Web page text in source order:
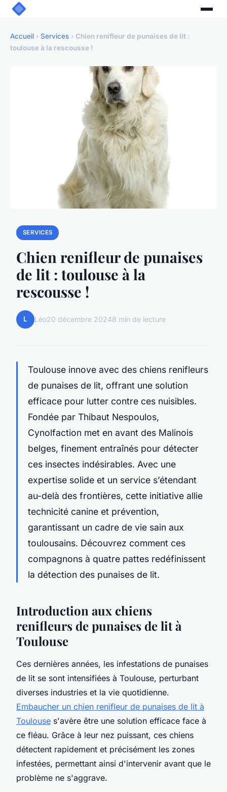
Accueil › Services › Chien renifleur de punaises de lit :
toulouse à la rescousse !
SERVICES
Chien renifleur de punaises
de lit : toulouse à la
rescousse !
L Léo20 décembre 20248 min de lecture
Toulouse innove avec des chiens renifleurs
de punaises de lit, offrant une solution
efficace pour lutter contre ces nuisibles.
Fondée par Thibaut Nespoulos,
Cynolfaction met en avant des Malinois
belges, finement entraînés pour détecter
ces insectes indésirables. Avec une
expertise solide et un service s’étendant
au-delà des frontières, cette initiative allie
technicité canine et prévention,
garantissant un cadre de vie sain aux
toulousains. Découvrez comment ces
compagnons à quatre pattes redéfinissent
la détection des punaises de lit.
Introduction aux chiens
renifleurs de punaises de lit à
Toulouse
Ces dernières années, les infestations de punaises
de lit se sont intensifiées à Toulouse, perturbant
diverses industries et la vie quotidienne.
Embaucher un chien renifleur de punaises de lit à
Toulouse s'avère être une solution efficace face à
ce fléau. Grâce à leur nez puissant, ces chiens
détectent rapidement et précisément les zones
infestées, permettant ainsi d'intervenir avant que le
problème ne s'aggrave.